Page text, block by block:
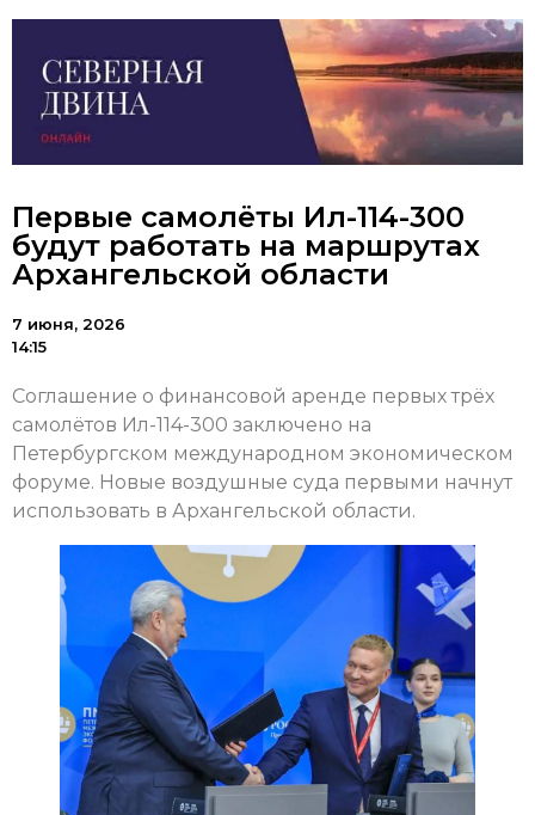
Первые самолёты Ил-114-300
будут работать на маршрутах
Архангельской области
7 июня, 2026
14:15
Соглашение о финансовой аренде первых трёх
самолётов Ил-114-300 заключено на
Петербургском международном экономическом
форуме. Новые воздушные суда первыми начнут
использовать в Архангельской области.